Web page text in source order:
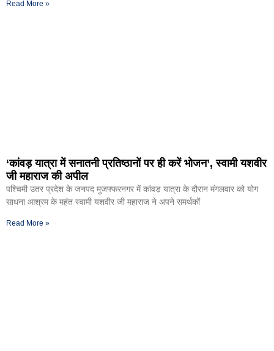
Read More »
‘कांवड़ यात्रा में सनातनी प्रतिष्ठानों पर ही करें भोजन’, स्वामी यशवीर
जी महाराज की अपील
पश्चिमी उतर प्रदेश के जनपद मुजफ्फरनगर में कांवड़ यात्रा के दौरान मंगलवार को योग
साधना आश्रम के महंत स्वामी यशवीर जी महाराज ने अपने समर्थकों
Read More »